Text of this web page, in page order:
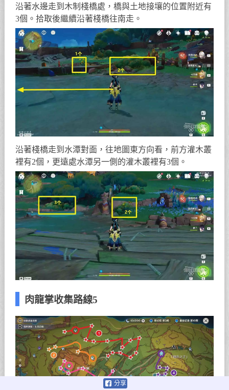
沿著水邊走到木制棧橋處，橋與土地接壤的位置附近有
3個。拾取後繼續沿著棧橋往南走。
沿著棧橋走到水潭對面，往地圖東方向看，前方灌木叢
裡有2個，更遠處水潭另一側的灌木叢裡有3個。
肉龍掌收集路線5
分享